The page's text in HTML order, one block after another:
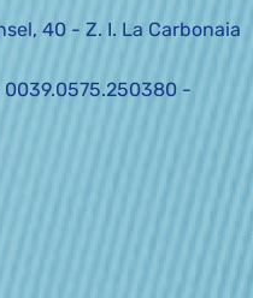
40 - Z. I. La Carbonaia
0039.0575.250380 -